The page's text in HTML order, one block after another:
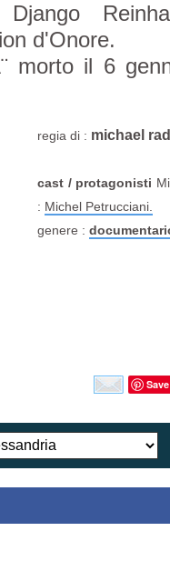
Django
d'Onore.
morto il 6
regia di : michael
cast / protagonisti
: Michel Petrucciani.
genere :
Save